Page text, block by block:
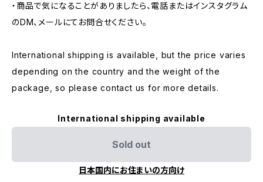
・商品で気になることがありましたら、電話またはインスタグラム
のDM、メールにてお問合せください。
International shipping is available, but the price varies
depending on the country and the weight of the
package, so please contact us for more details.
International shipping available
Sold out
日本国内にお住まいの方向け